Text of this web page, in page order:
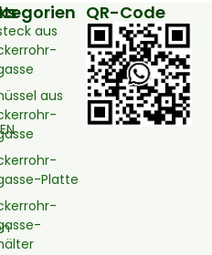
aus
aus
Platte
QR-Code